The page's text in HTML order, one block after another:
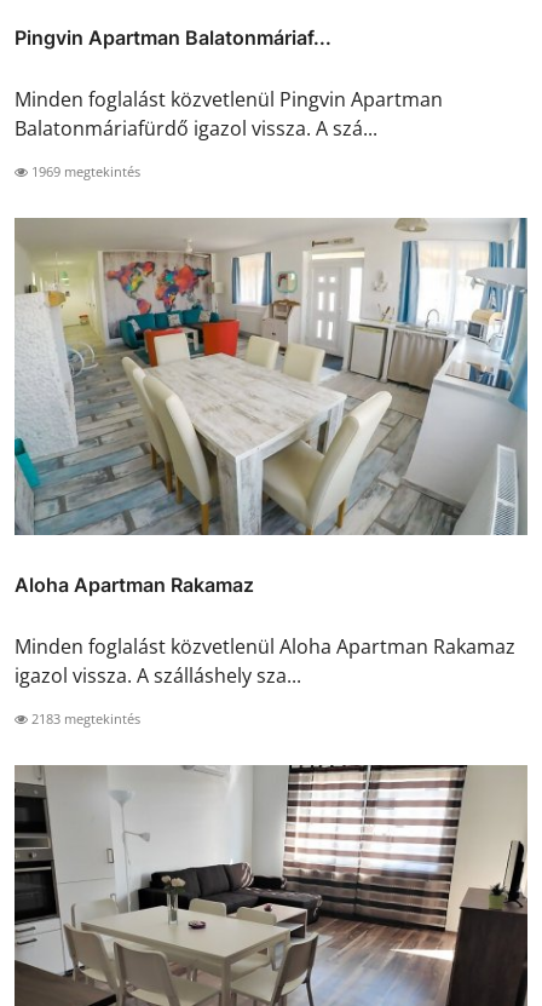
Pingvin Apartman Balatonmáriaf...
Minden foglalást közvetlenül Pingvin Apartman
Balatonmáriafürdő igazol vissza. A szá...
1969 megtekintés
Aloha Apartman Rakamaz
Minden foglalást közvetlenül Aloha Apartman Rakamaz
igazol vissza. A szálláshely sza...
2183 megtekintés